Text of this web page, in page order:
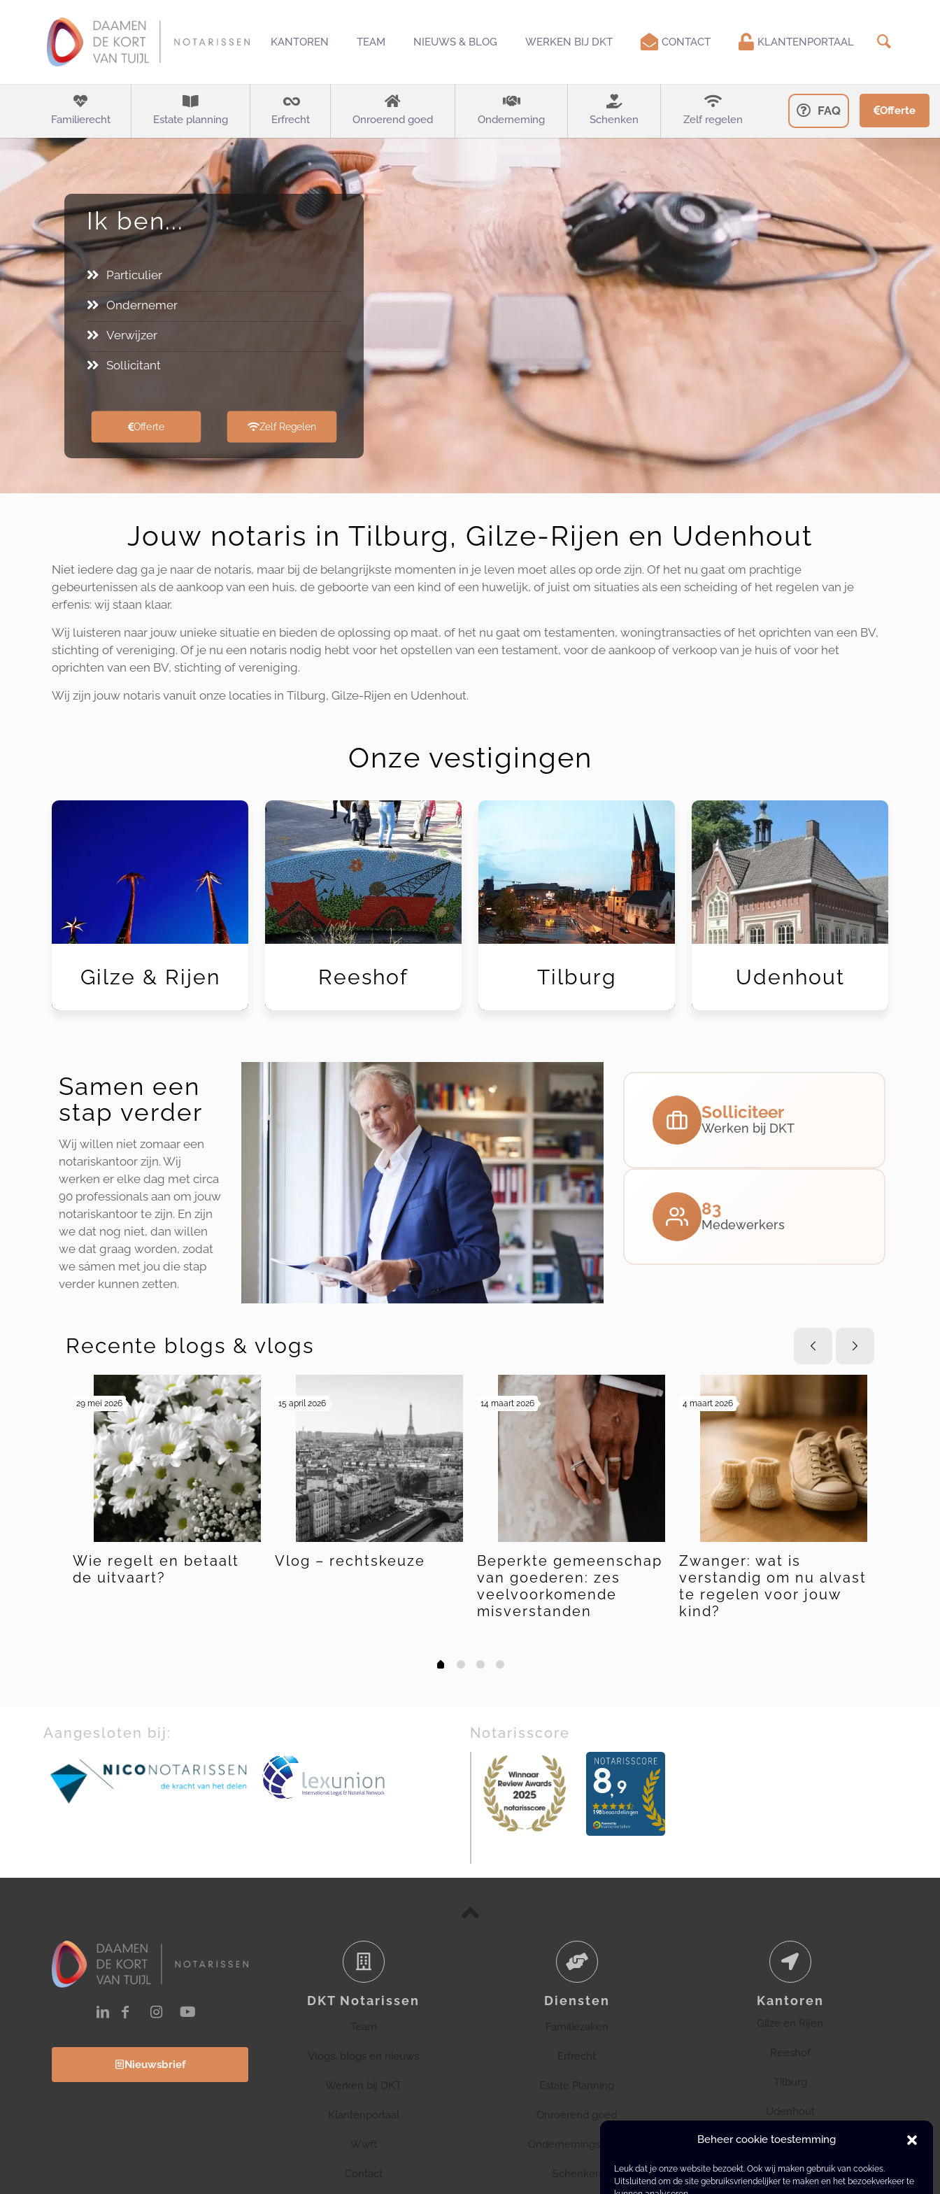
Beheer cookie toestemming
Leuk dat je onze website bezoekt. Ook wij maken gebruik van cookies.
Uitsluitend om de site gebruiksvriendelijker te maken en het bezoekverkeer te
KANTOREN TEAM NIEUWS & BLOG WERKEN BIJ DKT CONTACT KLANTENPORTAAL
Familierecht Estate planning Erfrecht Onroerend goed Onderneming Schenken Zelf regelen
FAQ Offerte
Ik ben...
Particulier
Ondernemer
Verwijzer
Sollicitant
Offerte Zelf Regelen
Jouw notaris in Tilburg, Gilze-Rijen en Udenhout
Niet iedere dag ga je naar de notaris, maar bij de belangrijkste momenten in je leven moet alles op orde zijn. Of het nu gaat om prachtige
gebeurtenissen als de aankoop van een huis, de geboorte van een kind of een huwelijk, of juist om situaties als een scheiding of het regelen van je
erfenis: wij staan klaar.
Wij luisteren naar jouw unieke situatie en bieden de oplossing op maat, of het nu gaat om testamenten, woningtransacties of het oprichten van een BV,
stichting of vereniging. Of je nu een notaris nodig hebt voor het opstellen van een testament, voor de aankoop of verkoop van je huis of voor het
oprichten van een BV, stichting of vereniging.
Wij zijn jouw notaris vanuit onze locaties in Tilburg, Gilze-Rijen en Udenhout.
Onze vestigingen
Gilze & Rijen Reeshof Tilburg Udenhout
Samen een
stap verder
Wij willen niet zomaar een
notariskantoor zijn. Wij
werken er elke dag met circa
90 professionals aan om jouw
notariskantoor te zijn. En zijn
we dat nog niet, dan willen
we dat graag worden, zodat
we sámen met jou die stap
verder kunnen zetten.
Solliciteer
Werken bij DKT
83
Medewerkers
Recente blogs & vlogs
29 mei 2026
Wie regelt en betaalt
de uitvaart?
15 april 2026
Vlog – rechtskeuze
14 maart 2026
Beperkte gemeenschap
van goederen: zes
veelvoorkomende
misverstanden
4 maart 2026
Zwanger: wat is
verstandig om nu alvast
te regelen voor jouw
kind?
0 1 2 3
Aangesloten bij: Notarisscore
Nieuwsbrief
DKT Notarissen Diensten Kantoren